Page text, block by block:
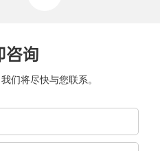
咨询
们将尽快与您联系。